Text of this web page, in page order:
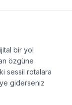
bir yol
özgüne
sessil rotalara
giderseniz